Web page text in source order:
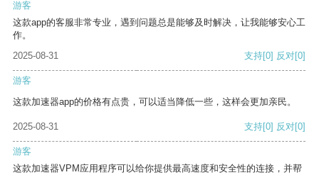
游客
这款app的客服非常专业，遇到问题总是能够及时解决，让我能够安心工
作。
2025-08-31
支持[0] 反对[0]
游客
这款加速器app的价格有点贵，可以适当降低一些，这样会更加亲民。
2025-08-31 支持[0] 反对[0]
游客
这款加速器VPM应用程序可以给你提供最高速度和安全性的连接，并帮